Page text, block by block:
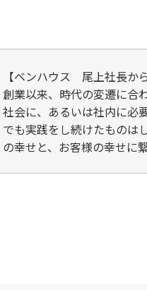
【ベンハウス 尾上社長か
創業以来、時代の変遷に合
社会に、あるいは社内に必
でも実践をし続けたものは
の幸せと、お客様の幸せに